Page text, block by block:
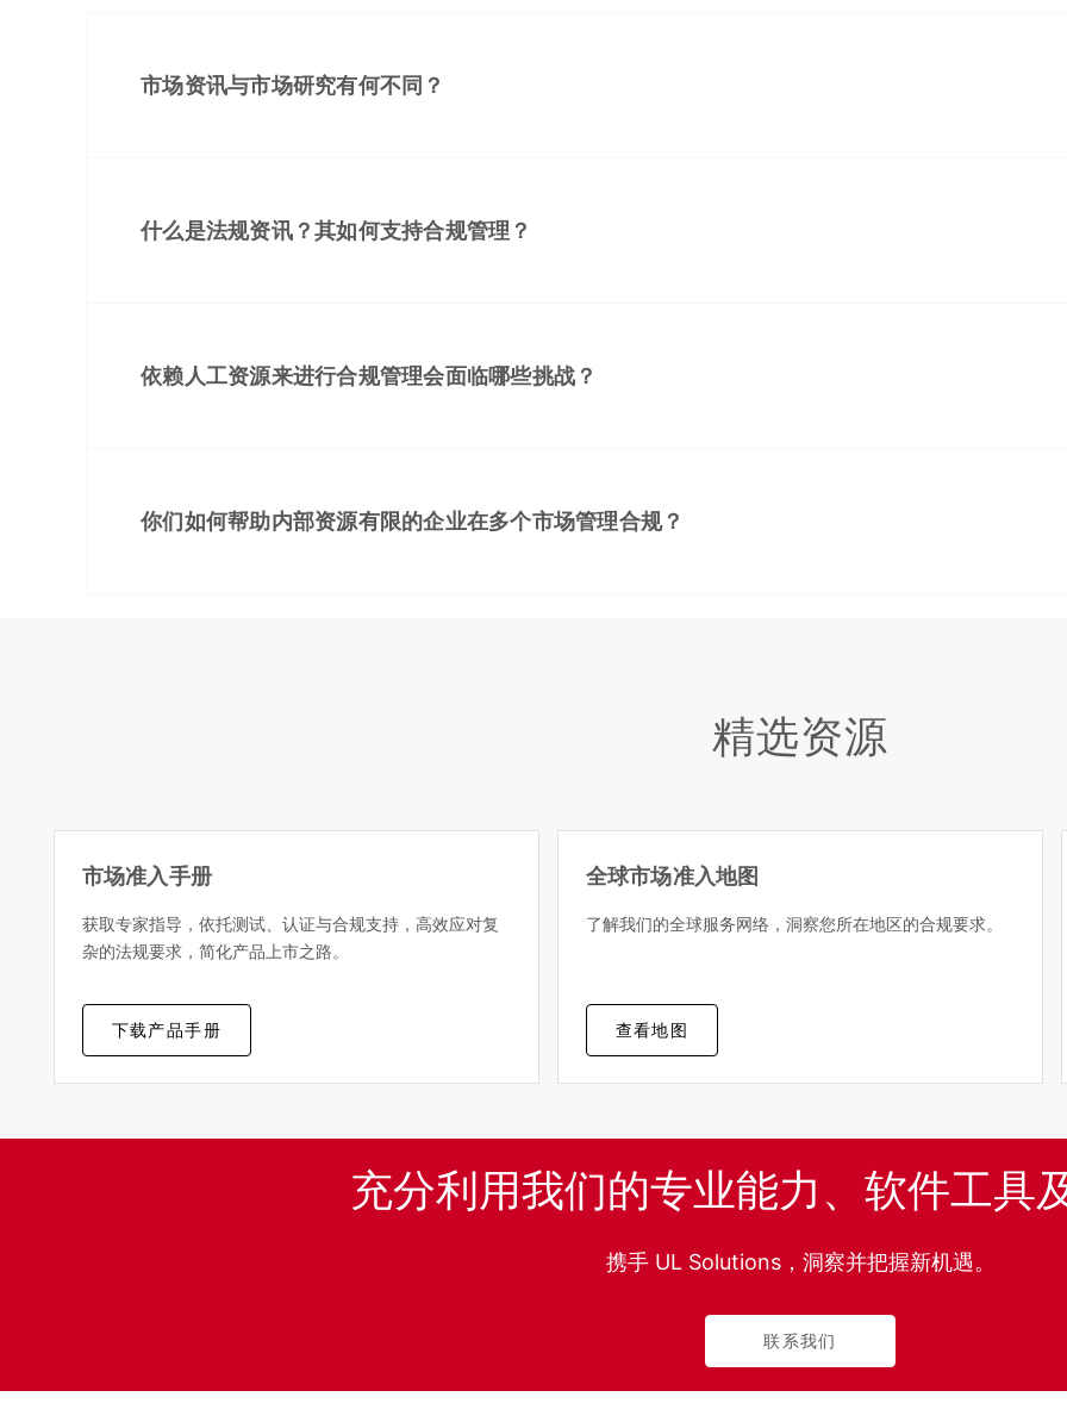
市场资讯与市场研究有何不同？
什么是法规资讯？其如何支持合规管理？
依赖人工资源来进行合规管理会面临哪些挑战？
你们如何帮助内部资源有限的企业在多个市场管理合规？
精选资源
市场准入手册
获取专家指导，依托测试、认证与合规支持，高效应对复
杂的法规要求，简化产品上市之路。
下载产品手册
全球市场准入地图
了解我们的全球服务网络，洞察您所在地区的合规要求。
查看地图
充分利用我们的专业能力、软件工具
携手 UL Solutions，洞察并把握新机遇。
联系我们